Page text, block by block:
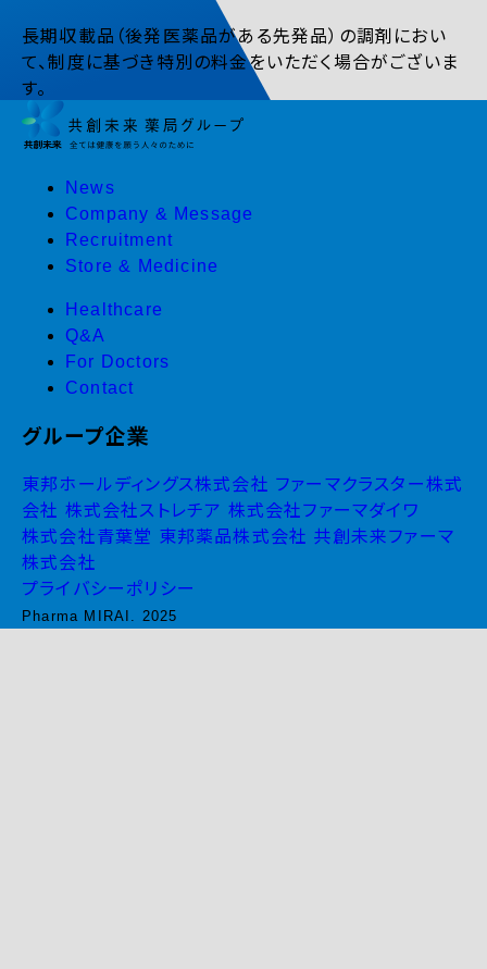
長期収載品（後発医薬品がある先発品）の調剤におい
て、制度に基づき特別の料金をいただく場合がございま
す。
News
Company & Message
Recruitment
Store & Medicine
Healthcare
Q&A
For Doctors
Contact
グループ企業
東邦ホールディングス株式会社 ファーマクラスター株式
会社 株式会社ストレチア 株式会社ファーマダイワ
株式会社青葉堂 東邦薬品株式会社 共創未来ファーマ
株式会社
プライバシーポリシー
Pharma MIRAI. 2025